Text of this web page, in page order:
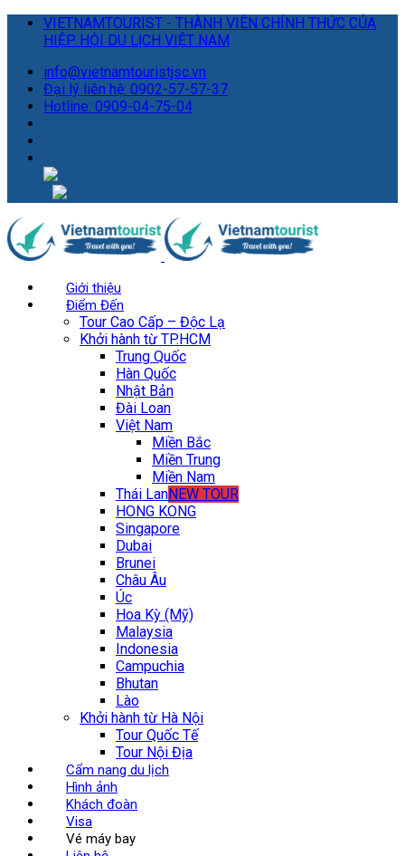
VIETNAMTOURIST - THÀNH VIÊN CHÍNH THỨC CỦA
HIỆP HỘI DU LỊCH VIỆT NAM
info@vietnamtouristjsc.vn
Đại lý liên hệ: 0902-57-57-37
Hotline: 0909-04-75-04
Giới thiệu
Điểm Đến
Tour Cao Cấp – Độc Lạ
Khởi hành từ TP.HCM
Trung Quốc
Hàn Quốc
Nhật Bản
Đài Loan
Việt Nam
Miền Bắc
Miền Trung
Miền Nam
Thái LanNEW TOUR
HONG KONG
Singapore
Dubai
Brunei
Châu Âu
Úc
Hoa Kỳ (Mỹ)
Malaysia
Indonesia
Campuchia
Bhutan
Lào
Khởi hành từ Hà Nội
Tour Quốc Tế
Tour Nội Địa
Cẩm nang du lịch
Hình ảnh
Khách đoàn
Visa
Vé máy bay